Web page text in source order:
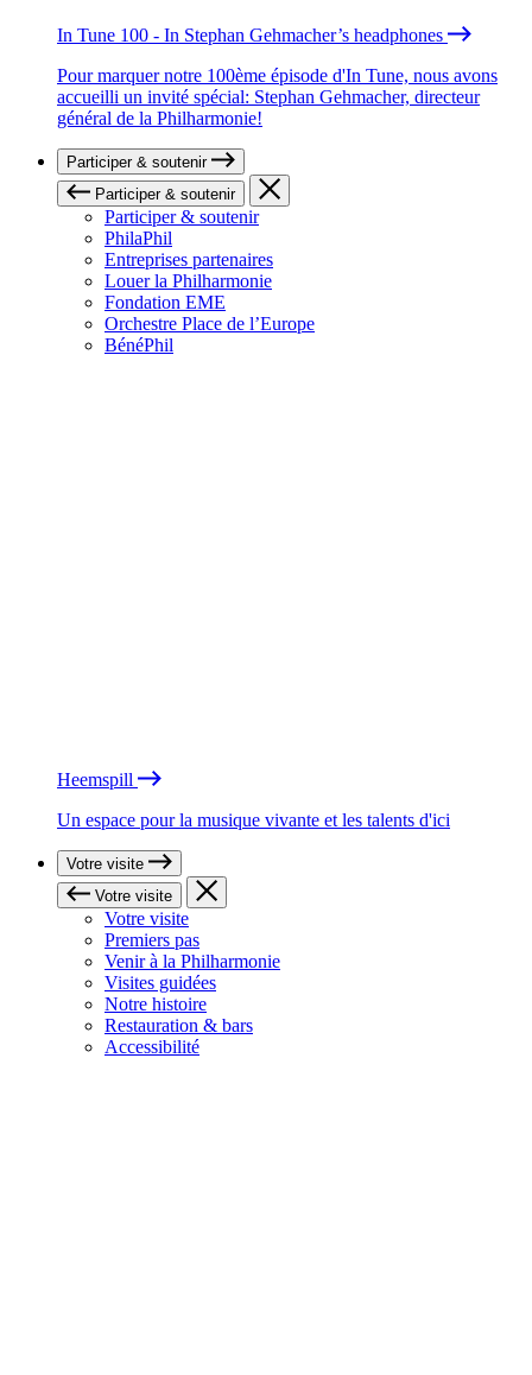
In Tune 100 - In Stephan Gehmacher’s headphones
Pour marquer notre 100ème épisode d'In Tune, nous avons
accueilli un invité spécial: Stephan Gehmacher, directeur
général de la Philharmonie!
Participer & soutenir
Participer & soutenir
Participer & soutenir
PhilaPhil
Entreprises partenaires
Louer la Philharmonie
Fondation EME
Orchestre Place de l’Europe
BénéPhil
Heemspill
Un espace pour la musique vivante et les talents d'ici
Votre visite
Votre visite
Votre visite
Premiers pas
Venir à la Philharmonie
Visites guidées
Notre histoire
Restauration & bars
Accessibilité